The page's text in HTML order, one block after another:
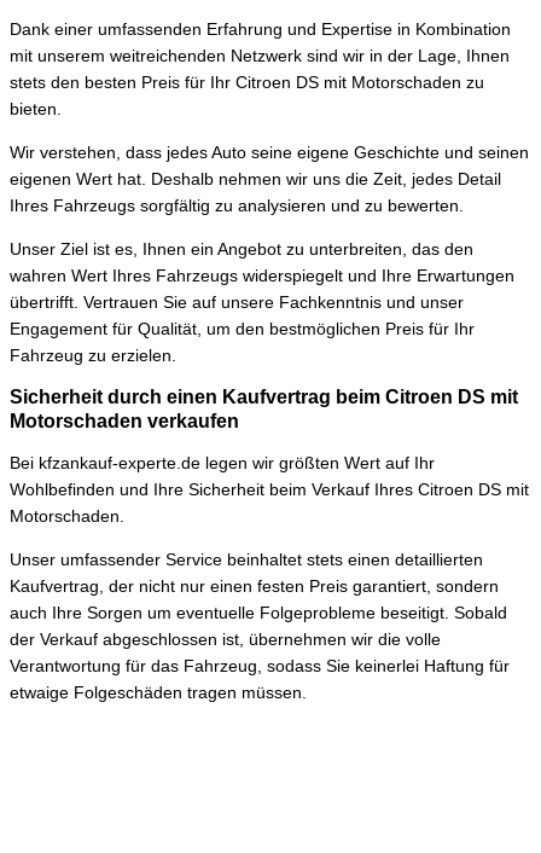
Dank einer umfassenden Erfahrung und Expertise in Kombination
mit unserem weitreichenden Netzwerk sind wir in der Lage, Ihnen
stets den besten Preis für Ihr Citroen DS mit Motorschaden zu
bieten.
Wir verstehen, dass jedes Auto seine eigene Geschichte und seinen
eigenen Wert hat. Deshalb nehmen wir uns die Zeit, jedes Detail
Ihres Fahrzeugs sorgfältig zu analysieren und zu bewerten.
Unser Ziel ist es, Ihnen ein Angebot zu unterbreiten, das den
wahren Wert Ihres Fahrzeugs widerspiegelt und Ihre Erwartungen
übertrifft. Vertrauen Sie auf unsere Fachkenntnis und unser
Engagement für Qualität, um den bestmöglichen Preis für Ihr
Fahrzeug zu erzielen.
Sicherheit durch einen Kaufvertrag beim Citroen DS mit
Motorschaden verkaufen
Bei kfzankauf-experte.de legen wir größten Wert auf Ihr
Wohlbefinden und Ihre Sicherheit beim Verkauf Ihres Citroen DS mit
Motorschaden.
Unser umfassender Service beinhaltet stets einen detaillierten
Kaufvertrag, der nicht nur einen festen Preis garantiert, sondern
auch Ihre Sorgen um eventuelle Folgeprobleme beseitigt. Sobald
der Verkauf abgeschlossen ist, übernehmen wir die volle
Verantwortung für das Fahrzeug, sodass Sie keinerlei Haftung für
etwaige Folgeschäden tragen müssen.